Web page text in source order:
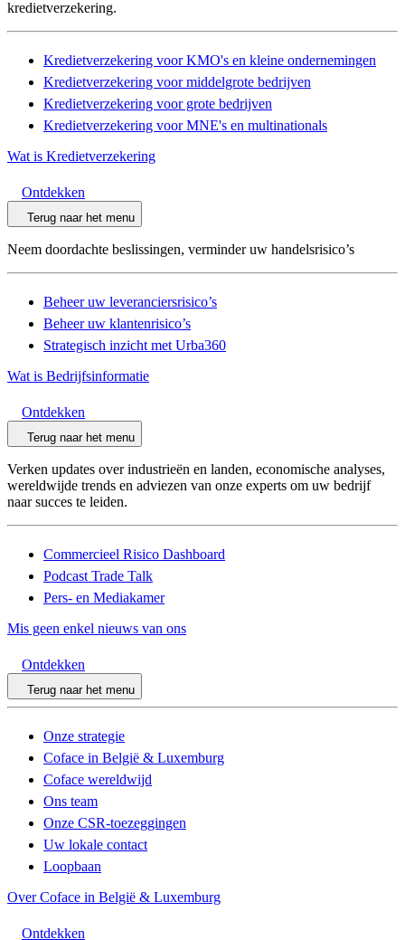
kredietverzekering.
Kredietverzekering voor KMO's en kleine ondernemingen
Kredietverzekering voor middelgrote bedrijven
Kredietverzekering voor grote bedrijven
Kredietverzekering voor MNE's en multinationals
Wat is Kredietverzekering
Ontdekken
Terug naar het menu
Neem doordachte beslissingen, verminder uw handelsrisico’s
Beheer uw leveranciersrisico’s
Beheer uw klantenrisico’s
Strategisch inzicht met Urba360
Wat is Bedrijfsinformatie
Ontdekken
Terug naar het menu
Verken updates over industrieën en landen, economische analyses,
wereldwijde trends en adviezen van onze experts om uw bedrijf
naar succes te leiden.
Commercieel Risico Dashboard
Podcast Trade Talk
Pers- en Mediakamer
Mis geen enkel nieuws van ons
Ontdekken
Terug naar het menu
Onze strategie
Coface in België & Luxemburg
Coface wereldwijd
Ons team
Onze CSR-toezeggingen
Uw lokale contact
Loopbaan
Over Coface in België & Luxemburg
Ontdekken